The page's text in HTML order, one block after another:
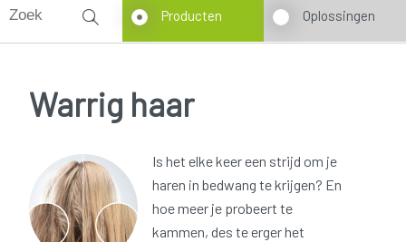
Producten Oplossingen
Warrig haar
Is het elke keer een strijd om je
haren in bedwang te krijgen? En
hoe meer je probeert te
kammen, des te erger het